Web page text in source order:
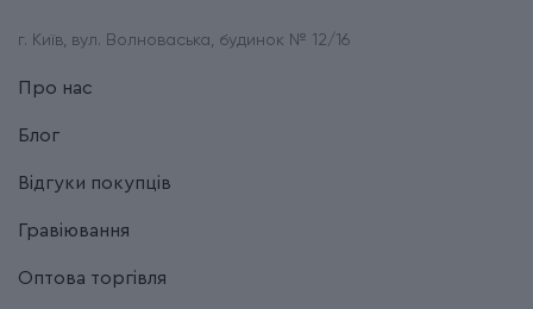
г. Київ, вул. Волноваська, будинок № 12/16
Про нас
Блог
Відгуки покупців
Гравіювання
Оптова торгівля